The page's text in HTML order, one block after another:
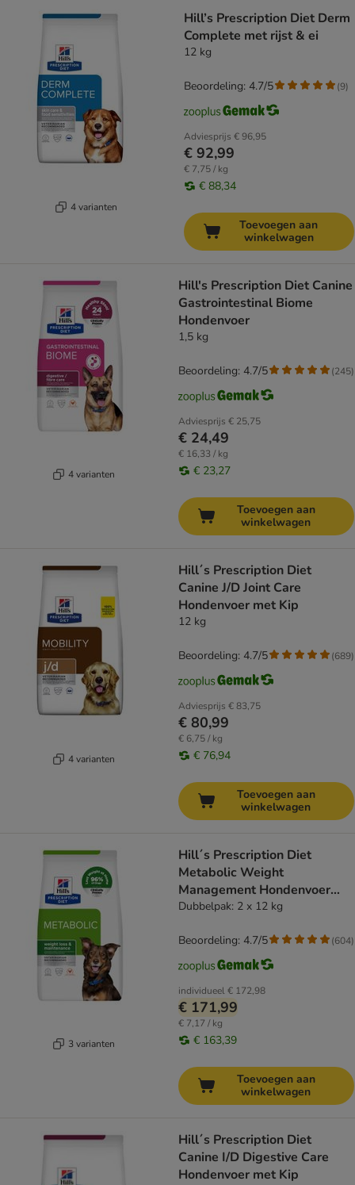
4 varianten
Hill’s Prescription Diet Derm
Complete met rijst & ei
12 kg
Adviesprijs € 96,95
€ 92,99
€ 7,75 / kg
€ 88,34
Beoordeling: 4.7/5 (9)
Toevoegen aan
winkelwagen
4 varianten
Hill's Prescription Diet Canine
Gastrointestinal Biome
Hondenvoer
1,5 kg
Adviesprijs € 25,75
€ 24,49
€ 16,33 / kg
€ 23,27
Beoordeling: 4.7/5 (245)
Toevoegen aan
winkelwagen
4 varianten
Hill´s Prescription Diet
Canine J/D Joint Care
Hondenvoer met Kip
12 kg
Adviesprijs € 83,75
€ 80,99
€ 6,75 / kg
€ 76,94
Beoordeling: 4.7/5 (689)
Toevoegen aan
winkelwagen
3 varianten
Hill´s Prescription Diet
Metabolic Weight
Management Hondenvoer
met Kip
Dubbelpak: 2 x 12 kg
individueel€ 172,98
€ 171,99
€ 7,17 / kg
€ 163,39
Beoordeling: 4.7/5 (604)
Toevoegen aan
winkelwagen
Hill´s Prescription Diet
Canine I/D Digestive Care
Hondenvoer met Kip